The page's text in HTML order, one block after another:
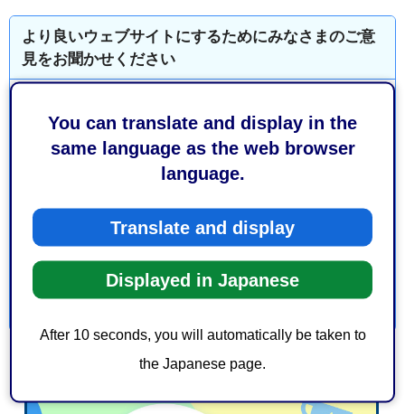
You can translate and display in the
same language as the web browser
language.
Translate and display
Displayed in Japanese
After 10 seconds, you will automatically be taken to
the Japanese page.
より良いウェブサイトにするためにみなさまのご意
見をお聞かせください
3：役に立たなかった
1：見つけやすかった
2：ふつう
3：見つけにくかった